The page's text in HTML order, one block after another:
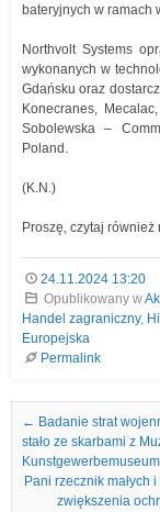
bateryjnych w ramach
Northvolt Systems
wykonanych w
Gdańsku oraz
Konecranes,
Sobolewska –
Poland.
(K.N.)
Proszę, czytaj również
24.11.2024 13:20
Opublikowany w
Handel zagraniczny,
Europejska
Permalink
Nawigacja we wpisach
← Badanie strat
stało ze skarbami z
Pani rzecznik małych
zwiększenia